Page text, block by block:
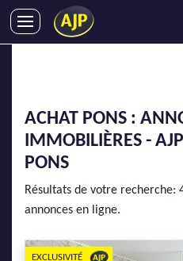
GESTION LOCATIVE
SYNDIC
IMMOBILIER NEUF
ENTREPRISES
ACHAT PONS :
IMMOBILIÈRES -
PONS
Résultats de votre recherche:
annonces en ligne.
EXCLUSIVITÉ